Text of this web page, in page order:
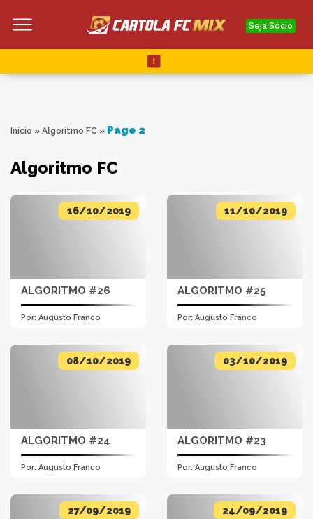
Seja Sócio
Início » Algoritmo FC » Page 2
Algoritmo FC
16/10/2019
ALGORITMO #26
Por: Augusto Franco
11/10/2019
ALGORITMO #25
Por: Augusto Franco
08/10/2019
ALGORITMO #24
Por: Augusto Franco
03/10/2019
ALGORITMO #23
Por: Augusto Franco
27/09/2019 24/09/2019